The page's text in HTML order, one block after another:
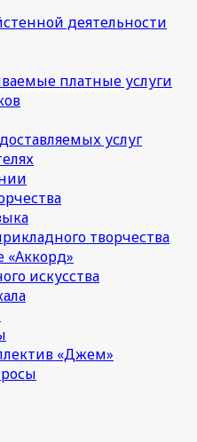
деятельности
платные услуги
услуг
творчества
«Аккорд»
искусства
«Джем»